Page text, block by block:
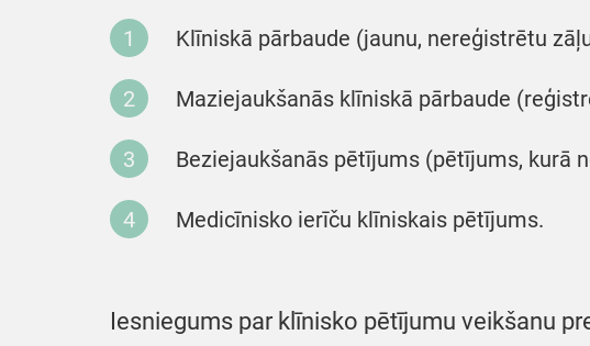
Klīniskā pārbaude (jaunu, nereģistrētu
Maziejaukšanās klīniskā pārbaude
Beziejaukšanās pētījums (pētījums, kurā
Medicīnisko ierīču klīniskais pētījums.
Iesniegums par klīnisko pētījumu veikšanu